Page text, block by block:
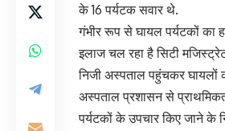
के 16 पर्यटक सवार थे.
गंभीर रूप से घायल पर्यटकों का
इलाज चल रहा है सिटी मजिस्ट्रेट
निजी अस्पताल पहुंचकर घायलों
अस्पताल प्रशासन से
पर्यटकों के उपचार किए जाने के